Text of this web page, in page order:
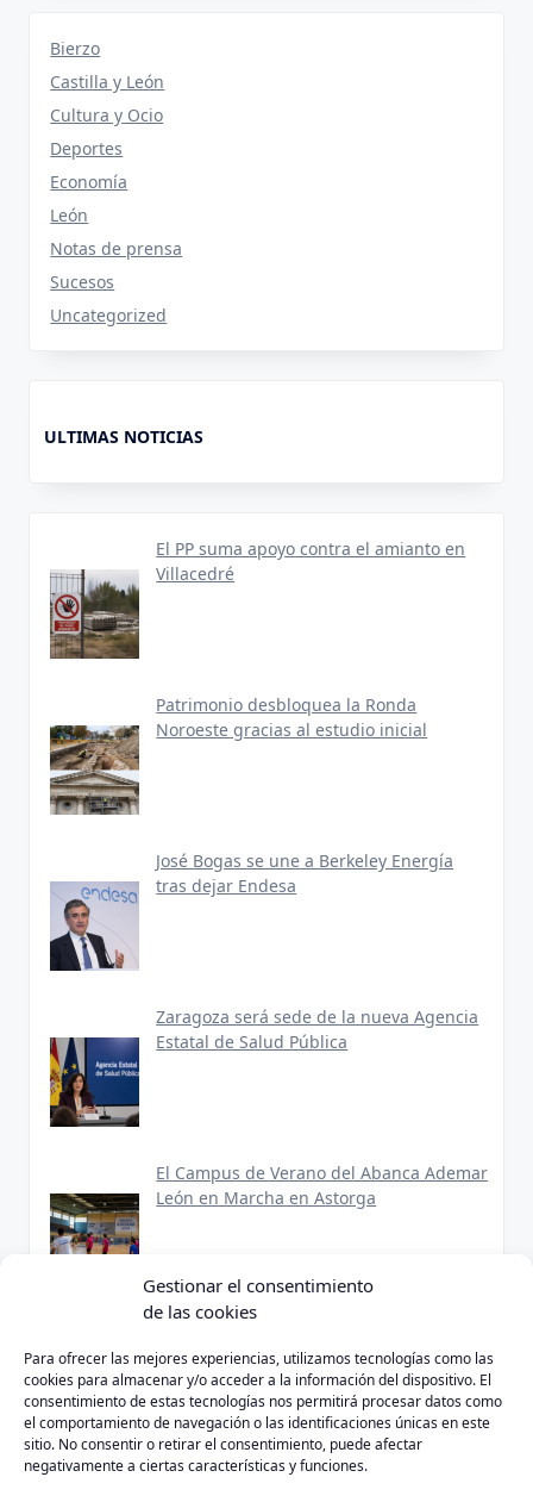
Gestionar el consentimiento
de las cookies
Para ofrecer las mejores experiencias, utilizamos tecnologías como las
cookies para almacenar y/o acceder a la información del dispositivo. El
consentimiento de estas tecnologías nos permitirá procesar datos como
el comportamiento de navegación o las identificaciones únicas en este
sitio. No consentir o retirar el consentimiento, puede afectar
negativamente a ciertas características y funciones.
Bierzo
Castilla y León
Cultura y Ocio
Deportes
Economía
León
Notas de prensa
Sucesos
Uncategorized
ULTIMAS NOTICIAS
El PP suma apoyo contra el amianto en
Villacedré
Patrimonio desbloquea la Ronda
Noroeste gracias al estudio inicial
José Bogas se une a Berkeley Energía
tras dejar Endesa
Zaragoza será sede de la nueva Agencia
Estatal de Salud Pública
El Campus de Verano del Abanca Ademar
León en Marcha en Astorga
Política de PrivacidadAviso LegalPolítica de Cookies